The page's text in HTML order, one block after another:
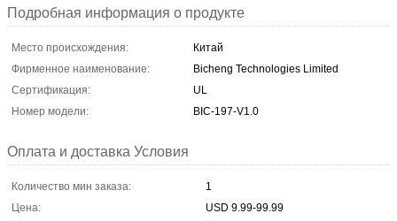
Подробная информация о продукте
Место происхождения:
Китай
Фирменное наименование:
Bicheng Technologies Limited
Сертификация:
UL
Номер модели:
BIC-197-V1.0
Оплата и доставка Условия
Количество мин заказа:
1
Цена:
USD 9.99-99.99